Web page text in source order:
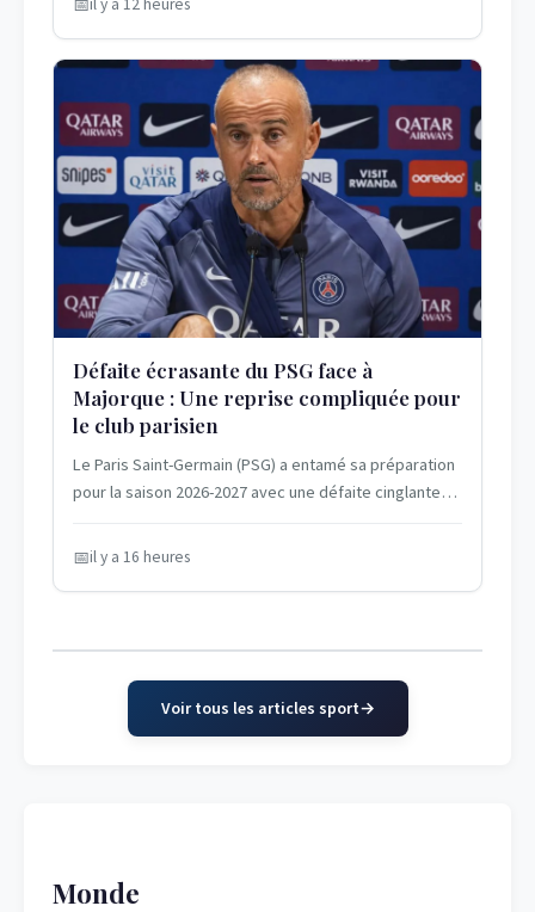
il y a 12 heures
Défaite écrasante du PSG face à
Majorque : Une reprise compliquée pour
le club parisien
Le Paris Saint-Germain (PSG) a entamé sa préparation
pour la saison 2026-2027 avec une défaite cinglante
il y a 16 heures
Voir tous les articles sport
Monde